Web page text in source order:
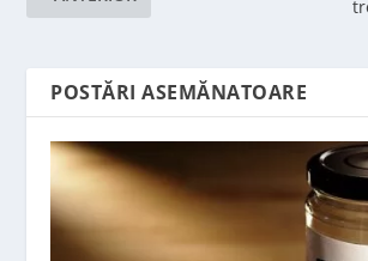
POSTĂRI ASEMĂNATOARE